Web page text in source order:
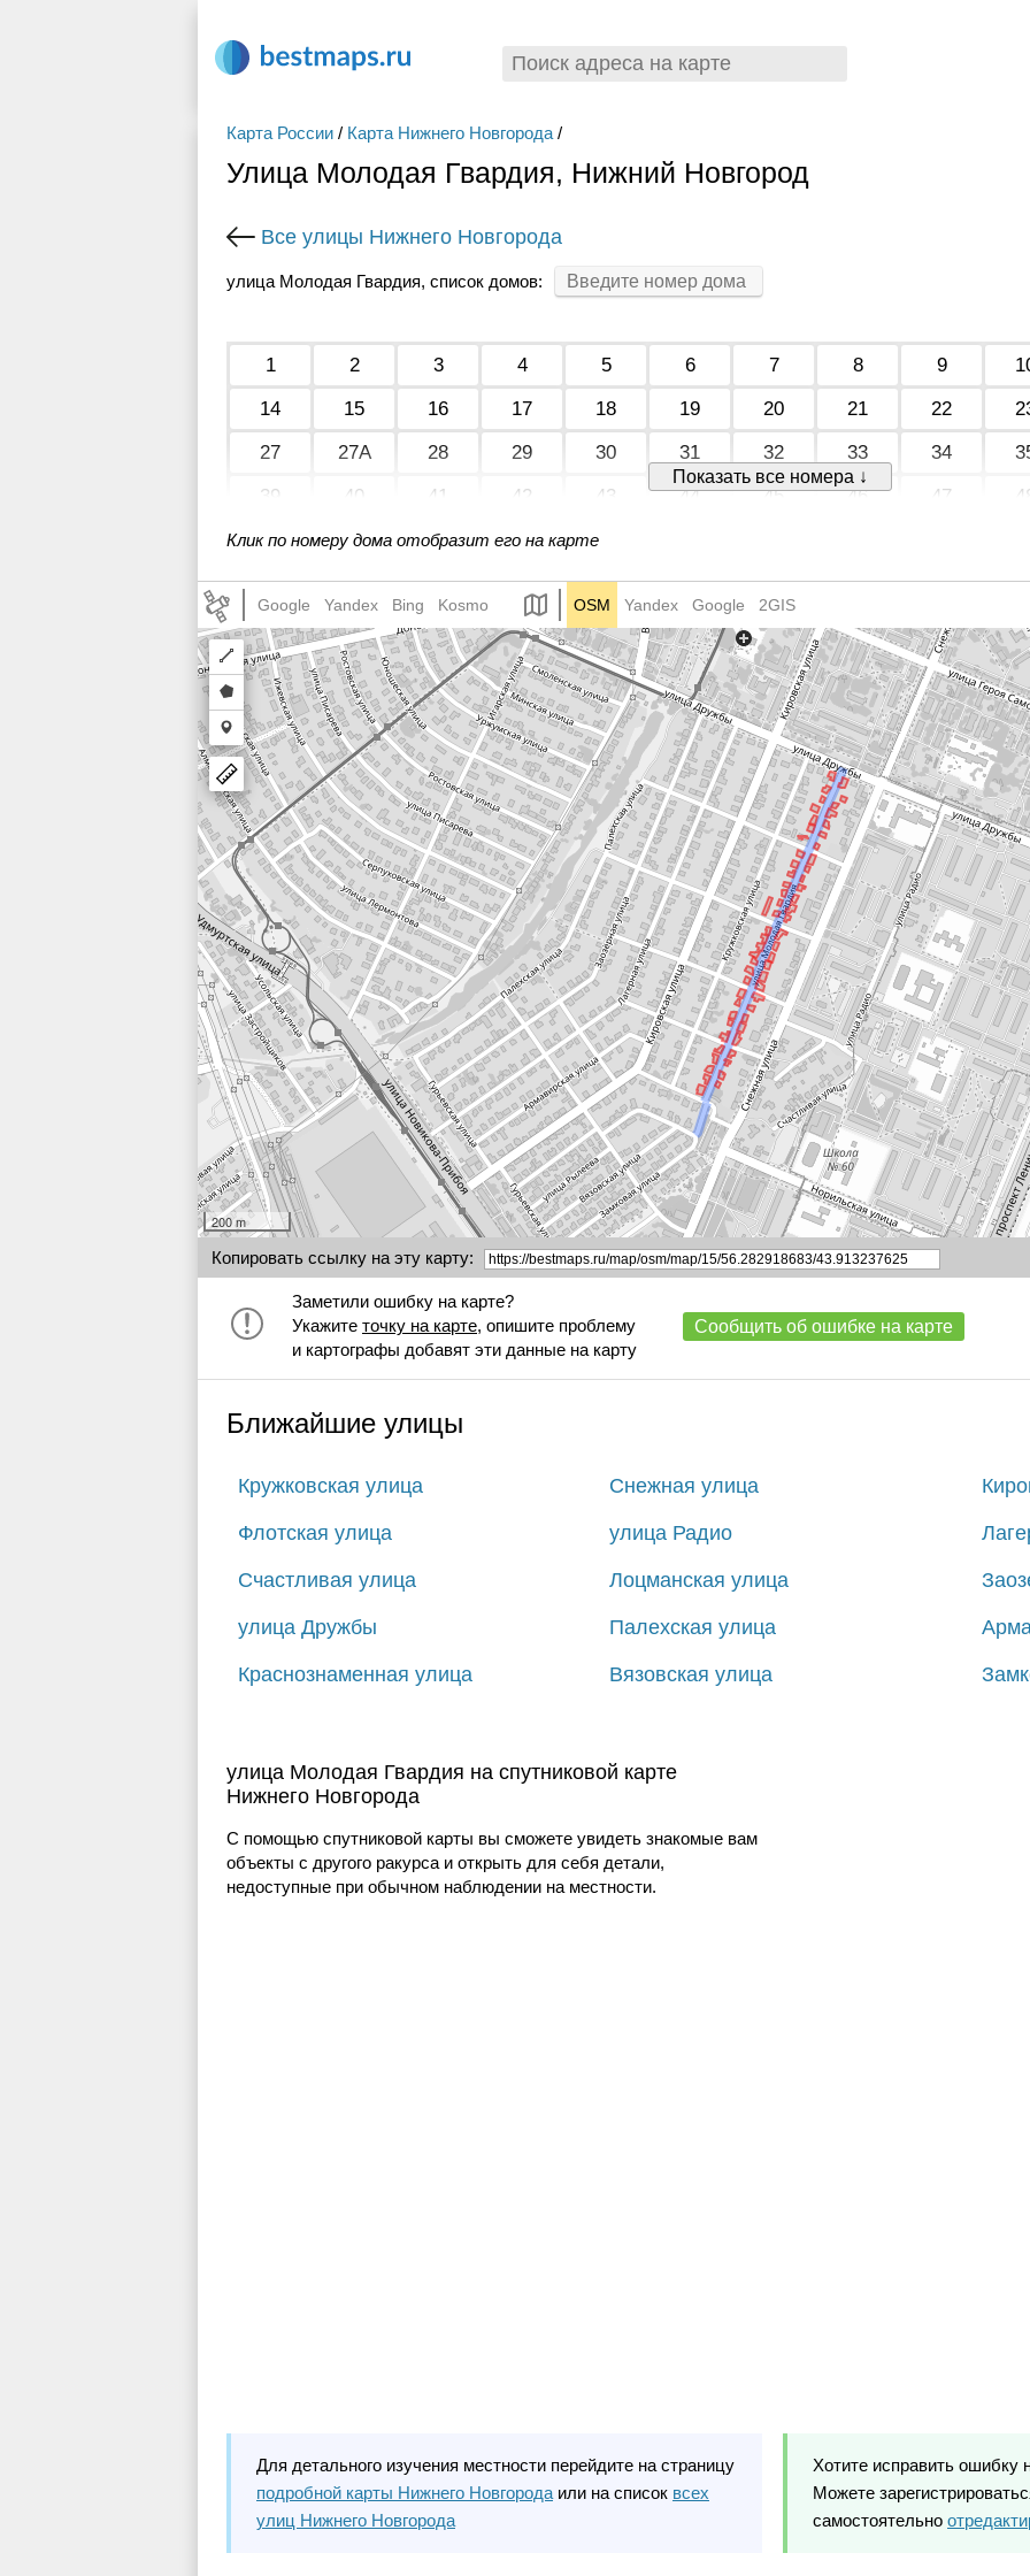
Карта России / Карта Нижнего Новгорода /
Улица Молодая Гвардия, Нижний Новгород
Все улицы Нижнего Новгорода
улица Молодая Гвардия, список домов:
1 2 3 4 5 6 7 8 9
14
15 16 17 18 19 20 21 22
27
27А 28 29 30 31 32 33 34
39
40 41 42 43 44 45 46 47
52
53 54 55 56
Показать все номера ↓
Клик по номеру дома отобразит его на карте
Google Yandex Bing Kosmo OSM Yandex Google 2GIS
Draw
a
polyline
Draw
a
polygon
Draw
a
marker
200 m
Копировать ссылку на эту карту:
Заметили ошибку на карте?
Укажите точку на карте, опишите проблему
и картографы добавят эти данные на карту
Сообщить об ошибке на карте
Ближайшие улицы
Кружковская улица Снежная улица
Флотская улица улица Радио
Счастливая улица Лоцманская улица
улица Дружбы Палехская улица
Краснознаменная улица Вязовская улица
улица Молодая Гвардия на спутниковой карте
Нижнего Новгорода
С помощью спутниковой карты вы сможете увидеть знакомые вам
объекты с другого ракурса и открыть для себя детали,
недоступные при обычном наблюдении на местности.
Для детального изучения местности перейдите на страницу
подробной карты Нижнего Новгорода или на список всех
улиц Нижнего Новгорода
Хотите исправить ошибку
Можете
самостоятельно